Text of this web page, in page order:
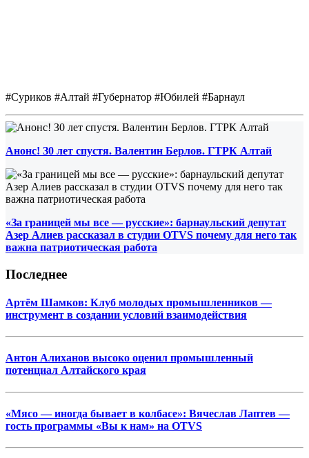
#Суриков #Алтай #Губернатор #Юбилей #Барнаул
Анонс! З0 лет спустя. Валентин Берлов. ГТРК Алтай
«За границей мы все — русские»: барнаульский депутат
Азер Алиев рассказал в студии OTVS почему для него так
важна патриотическая работа
Последнее
Артём Шамков: Клуб молодых промышленников —
инструмент в создании условий взаимодействия
Антон Алиханов высоко оценил промышленный
потенциал Алтайского края
«Мясо — иногда бывает в колбасе»: Вячеслав Лаптев —
гость программы «Вы к нам» на OTVS